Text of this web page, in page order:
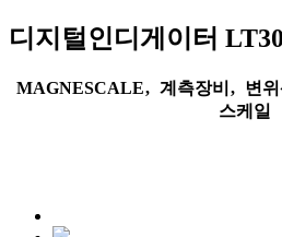
디지털인디게이터 LT30
MAGNESCALE, 계측장비, 변
스케일